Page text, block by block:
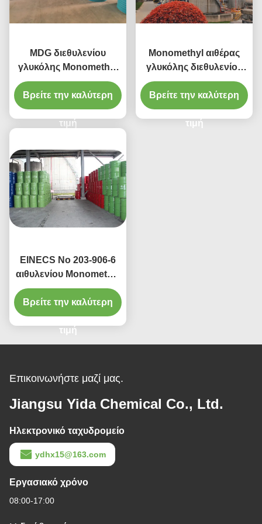
MDG διεθυλενίου
γλυκόλης Monomethyl
διαλύτης αιθέρα
γλυκόλης τύπου
C5H12O3 αιθέρα
μοριακός
Βρείτε την καλύτερη
τιμή
Monomethyl αιθέρας
γλυκόλης διεθυλενίου
αριθμού 111-77-3 CAS
με ISO9001 που
περνούν
Βρείτε την καλύτερη
τιμή
EINECS Νο 203-906-6
αιθυλενίου Monomethyl
αιθέρας γλυκόλης
γλυκόλης διαλυτικός
Βρείτε την καλύτερη
τιμή
Επικοινωνήστε μαζί μας.
Jiangsu Yida Chemical Co., Ltd.
Ηλεκτρονικό ταχυδρομείο
ydhx15@163.com
Εργασιακό χρόνο
08:00-17:00